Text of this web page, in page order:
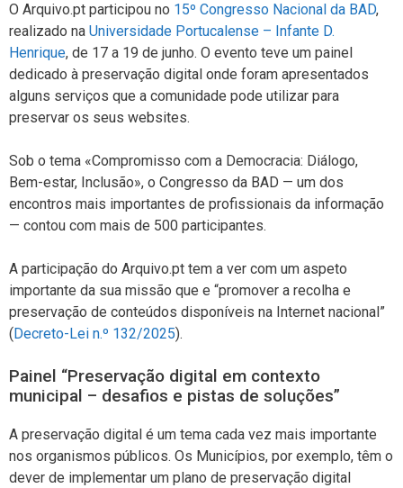
O Arquivo.pt participou no 15º Congresso Nacional da BAD,
realizado na Universidade Portucalense – Infante D.
Henrique, de 17 a 19 de junho. O evento teve um painel
dedicado à preservação digital onde foram apresentados
alguns serviços que a comunidade pode utilizar para
preservar os seus websites.
Sob o tema «Compromisso com a Democracia: Diálogo,
Bem-estar, Inclusão», o Congresso da BAD — um dos
encontros mais importantes de profissionais da informação
— contou com mais de 500 participantes.
A participação do Arquivo.pt tem a ver com um aspeto
importante da sua missão que e “promover a recolha e
preservação de conteúdos disponíveis na Internet nacional”
( Decreto-Lei n.º 132/2025).
Painel “Preservação digital em contexto
municipal – desafios e pistas de soluções”
A preservação digital é um tema cada vez mais importante
nos organismos públicos. Os Municípios, por exemplo, têm o
dever de implementar um plano de preservação digital